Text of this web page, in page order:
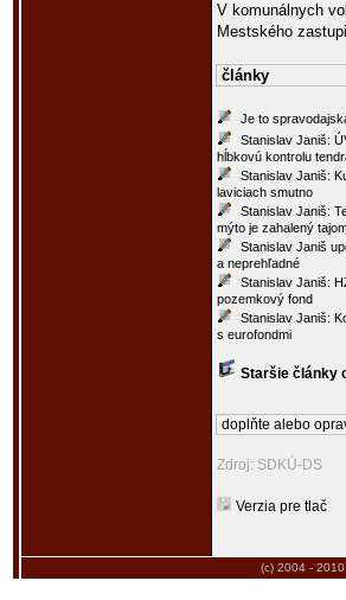
V komunálnych
Mestského
články
Je to
Stanislav Janiš:
hĺbkovú kontrolu
Stanislav Janiš:
laviciach smutno
Stanislav Janiš:
mýto je zahalený
Stanislav Janiš
a neprehľadné
Stanislav Janiš:
pozemkový fond
Stanislav Janiš:
s eurofondmi
Staršie články
doplňte alebo
Zdroj: SDKÚ-DS
Verzia pre tlač
(c) 2004 - 2010